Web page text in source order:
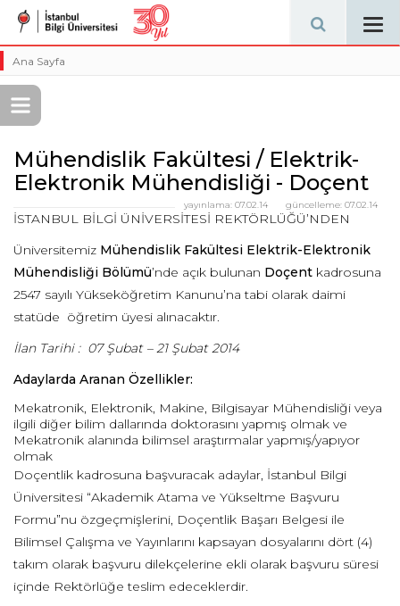
Ana Sayfa
Mühendislik Fakültesi / Elektrik-
Elektronik Mühendisliği - Doçent
güncelleme: 07.02.14
yayınlama: 07.02.14
İSTANBUL BİLGİ ÜNİVERSİTESİ REKTÖRLÜĞÜ’NDEN
Üniversitemiz Mühendislik Fakültesi Elektrik-Elektronik
Mühendisliği Bölümü’nde açık bulunan Doçent kadrosuna
2547 sayılı Yükseköğretim Kanunu’na tabi olarak daimi
statüde öğretim üyesi alınacaktır.
İlan Tarihi : 07 Şubat – 21 Şubat 2014
Adaylarda Aranan Özellikler:
Mekatronik, Elektronik, Makine, Bilgisayar Mühendisliği veya
ilgili diğer bilim dallarında doktorasını yapmış olmak ve
Mekatronik alanında bilimsel araştırmalar yapmış/yapıyor
olmak
Doçentlik kadrosuna başvuracak adaylar, İstanbul Bilgi
Üniversitesi “Akademik Atama ve Yükseltme Başvuru
Formu”nu özgeçmişlerini, Doçentlik Başarı Belgesi ile
Bilimsel Çalışma ve Yayınlarını kapsayan dosyalarını dört (4)
takım olarak başvuru dilekçelerine ekli olarak başvuru süresi
içinde Rektörlüğe teslim edeceklerdir.